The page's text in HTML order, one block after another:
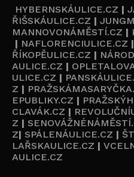
HYBERNSKÁULICE.CZ |
ŘIŠSKÁULICE.CZ |
MANNOVONÁMĚSTÍ.CZ |
| NAFLORENCIULICE.CZ |
ŘÍKOPĚULICE.CZ |
AULICE.CZ |
ULICE.CZ |
Z |
EPUBLIKY.CZ |
CLAVÁK.CZ |
Z |
Z| SPÁLENÁULICE.CZ |
LAŘSKAULICE.CZ |
AULICE.CZ